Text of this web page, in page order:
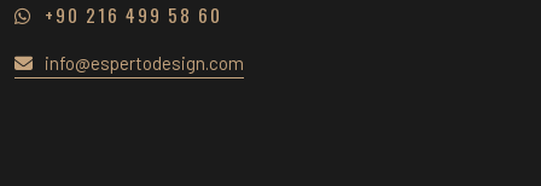
+90 216 499 58 60
info@espertodesign.com